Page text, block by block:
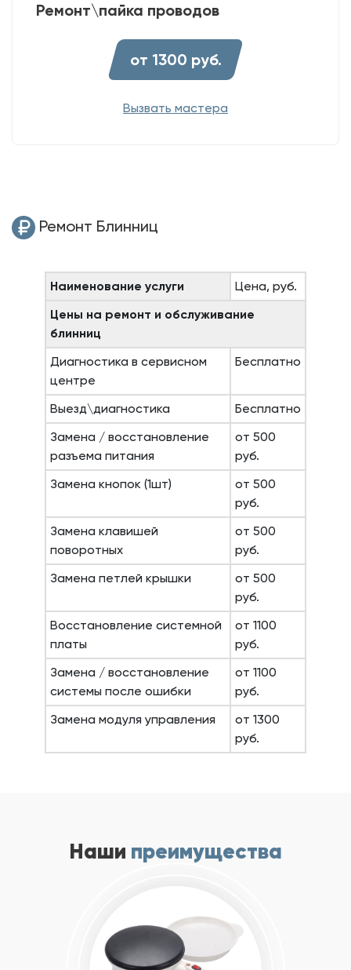
Ремонт\пайка проводов
от 1300 руб.
Вызвать мастера
Ремонт Блинниц
Наименование услуги
Цена, руб.
Цены на ремонт и обслуживание
блинниц
Диагностика в сервисном
центре
Бесплатно
Выезд\диагностика
Бесплатно
Замена / восстановление
разъема питания
от 500
руб.
Замена кнопок (1шт)
от 500
руб.
Замена клавишей
поворотных
от 500
руб.
Замена петлей крышки
от 500
руб.
Восстановление системной
платы
от 1100
руб.
Замена / восстановление
системы после ошибки
от 1100
руб.
Замена модуля управления
от 1300
руб.
Наши преимущества